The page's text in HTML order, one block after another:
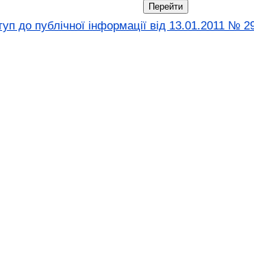
до публічної інформації вiд 13.01.2011 №